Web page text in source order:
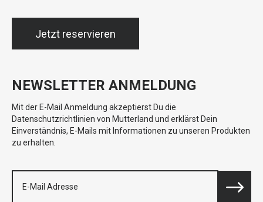
Jetzt reservieren
NEWSLETTER ANMELDUNG
Mit der E-Mail Anmeldung akzeptierst Du die
Datenschutzrichtlinien von Mutterland und erklärst Dein
Einverständnis, E-Mails mit Informationen zu unseren Produkten
zu erhalten.